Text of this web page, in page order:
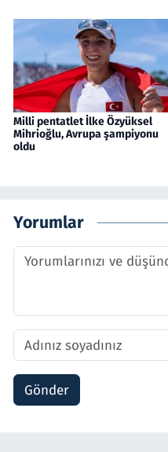
Milli pentatlet İlke Özyüksel
Mihrioğlu, Avrupa şampiyonu
oldu
Yorumlar
Gönder